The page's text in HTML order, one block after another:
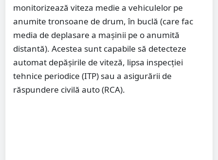
monitorizează viteza medie a vehiculelor pe
anumite tronsoane de drum, în buclă (care fac
media de deplasare a mașinii pe o anumită
distantă). Acestea sunt capabile să detecteze
automat depășirile de viteză, lipsa inspecției
tehnice periodice (ITP) sau a asigurării de
răspundere civilă auto (RCA).